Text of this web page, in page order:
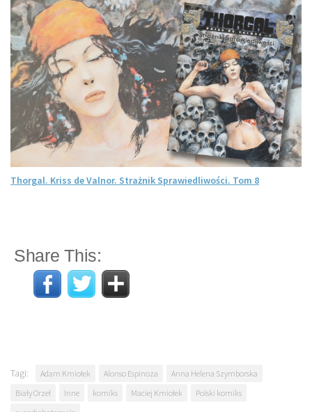
Thorgal. Kriss de Valnor. Strażnik Sprawiedliwości. Tom 8
Share This:
Tagi: Adam Kmiołek Alonso Espinoza
Anna Helena Szymborska
Biały Orzeł
Inne komiks Maciej Kmiołek
Polski komiks